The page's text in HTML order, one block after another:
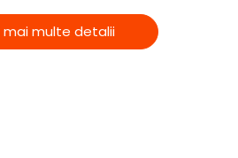
mai multe detalii